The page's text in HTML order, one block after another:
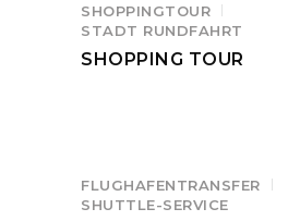
SHOPPINGTOUR
STADT RUNDFAHRT
SHOPPING TOUR
FLUGHAFENTRANSFER
SHUTTLE-SERVICE